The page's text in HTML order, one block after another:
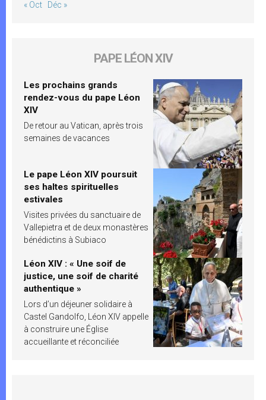
« Oct Déc »
PAPE LÉON XIV
Les prochains grands
rendez-vous du pape Léon
XIV
De retour au Vatican, après trois
semaines de vacances
Le pape Léon XIV poursuit
ses haltes spirituelles
estivales
Visites privées du sanctuaire de
Vallepietra et de deux monastères
bénédictins à Subiaco
Léon XIV : « Une soif de
justice, une soif de charité
authentique »
Lors d’un déjeuner solidaire à
Castel Gandolfo, Léon XIV appelle
à construire une Église
accueillante et réconciliée